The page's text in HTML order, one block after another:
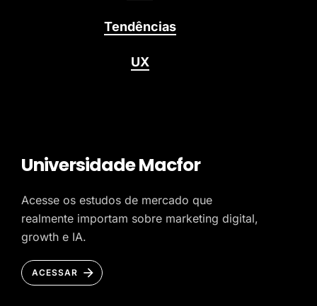
Tendências
UX
Universidade Macfor
Acesse os estudos de mercado que
realmente importam sobre marketing digital,
growth e IA.
ACESSAR